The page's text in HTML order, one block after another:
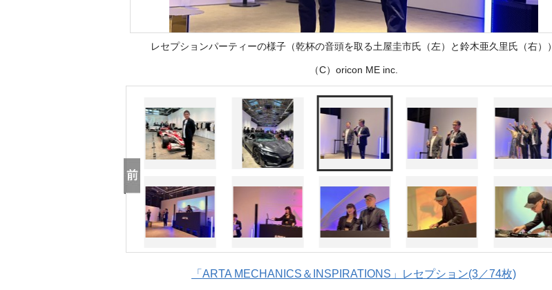
レセプションパーティーの様子（乾杯の音頭を取る土屋圭市氏（左）と鈴木亜久里氏（右））
（C）oricon ME inc.
「ARTA MECHANICS＆INSPIRATIONS」レセプション(3／74枚)